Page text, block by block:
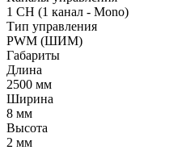
1 CH (1 канал - Mono)
Тип управления
PWM (ШИМ)
Габариты
Длина
2500 мм
Ширина
8 мм
Высота
2 мм